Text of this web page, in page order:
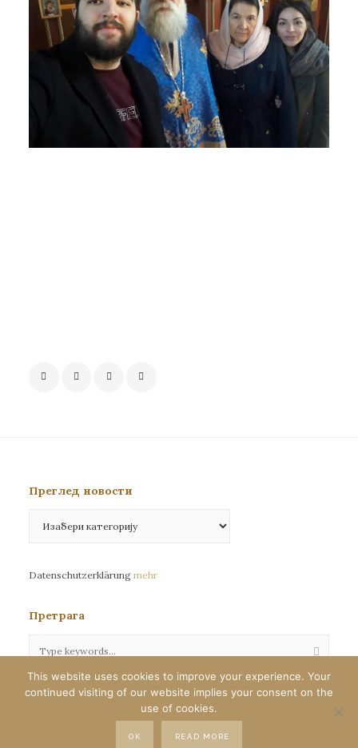
Преглед новости
новости
Datenschutzerklärung mehr
Претрага
Сва права задржана©eparhija-nemacka.com
Илустрације : Јелена Јефтић
This website uses cookies to improve your experience. Your
continued visiting of our website implies your consent on the
use of cookies.
OK READ MORE